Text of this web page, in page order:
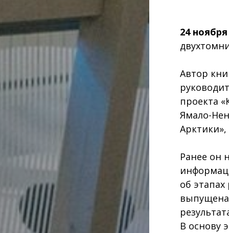
24
Автор
проекта
Ямало-
Арктики»,
Ранее он
об
В основу